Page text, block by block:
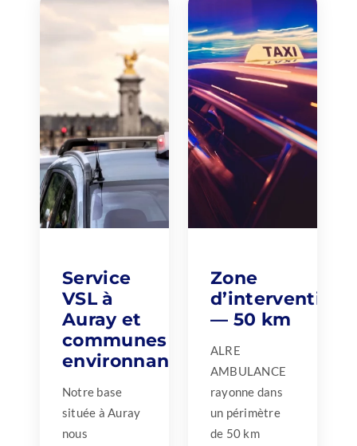
Service
VSL à
Auray et
communes
environnantes
Notre base
située à Auray
nous
Zone
d’intervention
— 50 km
ALRE
AMBULANCE
rayonne dans
un périmètre
de 50 km